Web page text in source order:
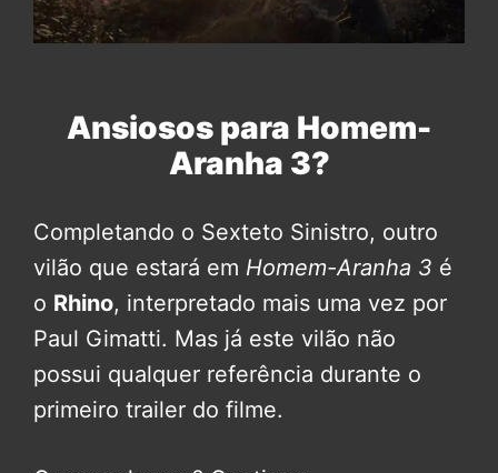
Ansiosos para Homem-
Aranha 3?
Completando o Sexteto Sinistro, outro
vilão que estará em Homem-Aranha 3 é
o Rhino, interpretado mais uma vez por
Paul Gimatti. Mas já este vilão não
possui qualquer referência durante o
primeiro trailer do filme.